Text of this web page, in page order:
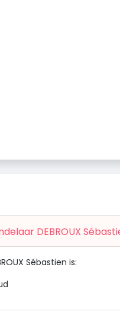
DEBROUX
Sébastien is: